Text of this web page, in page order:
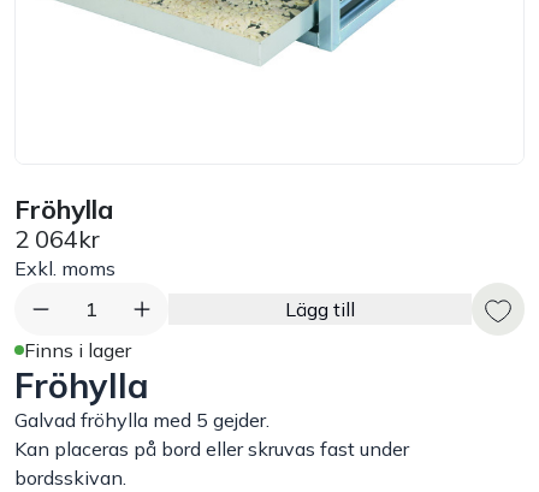
Exponering & servering
Arbetskläder
Plåtbyte
Fröhylla
2 064kr
Exkl. moms
1
Lägg till
Finns i lager
Fröhylla
Galvad fröhylla med 5 gejder.
Kan placeras på bord eller skruvas fast under
bordsskivan.